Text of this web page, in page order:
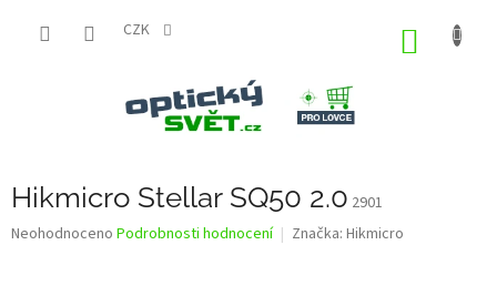
CZK
Hikmicro Stellar SQ50 2.0 2901
Průměrné
Neohodnoceno Podrobnosti hodnocení Značka: Hikmicro